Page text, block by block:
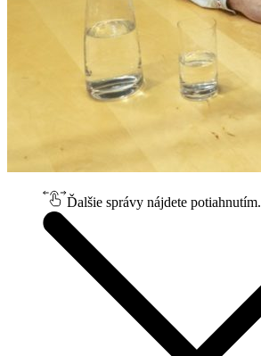
Ďalšie správy nájdete potiahnutím.